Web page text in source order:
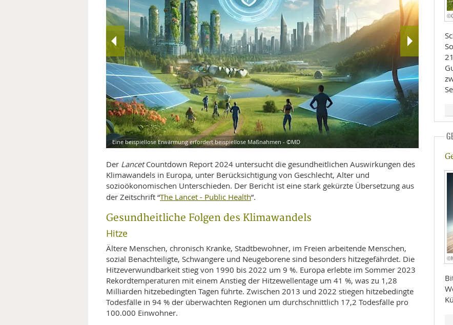
NATURHEILKUNDE
MEDIZINISCHE FACHBEGRIFFE
MUND UND ZÄHNE
PRÄVENTION UND ALTER
SYMPTOME UND DIAGNOSE
VITAMINE UND MINERALSTOFFE
WISSENSCHAFT UND FORSCHUNG
Eine beispiellose Erwärmung erfordert beispiellose Maßnahmen - ©MD Eine
Der LancetCountdown Report 2024 untersucht die gesundheitlichen Auswirkungen des
Klimawandels in Europa, unter Berücksichtigung von Geschlecht, Alter und
sozioökonomischen Unterschieden. Der Bericht ist eine stark gekürzte Übersetzung aus
der Zeitschrift “The Lancet - Public Health”.
Gesundheitliche Folgen des Klimawandels
Hitze
Ältere Menschen, chronisch Kranke, Stadtbewohner, im Freien arbeitende Menschen,
sozial Benachteiligte, Schwangere und Neugeborene sind besonders hitzegefährdet. Die
Hitzeverwundbarkeit stieg von 1990 bis 2022 um 9 %. Europa erlebte im Sommer 2023
Rekordtemperaturen mit einem Anstieg der Hitzewellentage um 41 %, was zu 1,28
Milliarden hitzebedingten Tagen führte. Zwischen 2013 und 2022 stiegen hitzebedingte
Todesfälle in 94 % der überwachten Regionen um durchschnittlich 17,2 Todesfälle pro
100.000 Einwohner.